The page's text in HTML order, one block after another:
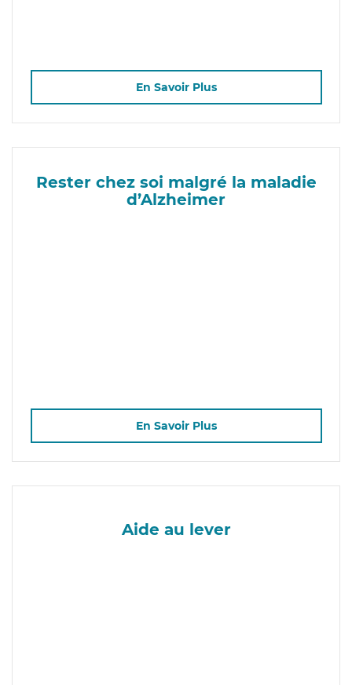
En Savoir Plus
Rester chez soi malgré la maladie
d’Alzheimer
En Savoir Plus
Aide au lever